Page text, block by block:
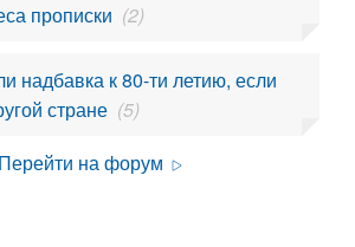
прописки (2)
надбавка к 80-ти летию, если
стране (5)
Перейти на форум